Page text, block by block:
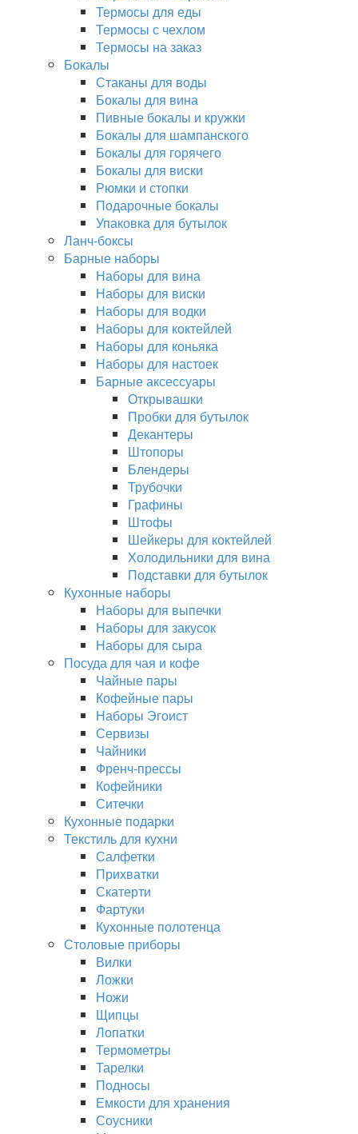
Термосы для еды
Термосы с чехлом
Термосы на заказ
Бокалы
Стаканы для воды
Бокалы для вина
Пивные бокалы и кружки
Бокалы для шампанского
Бокалы для горячего
Бокалы для виски
Рюмки и стопки
Подарочные бокалы
Упаковка для бутылок
Ланч-боксы
Барные наборы
Наборы для вина
Наборы для виски
Наборы для водки
Наборы для коктейлей
Наборы для коньяка
Наборы для настоек
Барные аксессуары
Открывашки
Пробки для бутылок
Декантеры
Штопоры
Блендеры
Трубочки
Графины
Штофы
Шейкеры для коктейлей
Холодильники для вина
Подставки для бутылок
Кухонные наборы
Наборы для выпечки
Наборы для закусок
Наборы для сыра
Посуда для чая и кофе
Чайные пары
Кофейные пары
Наборы Эгоист
Сервизы
Чайники
Френч-прессы
Кофейники
Ситечки
Кухонные подарки
Текстиль для кухни
Салфетки
Прихватки
Скатерти
Фартуки
Кухонные полотенца
Столовые приборы
Вилки
Ложки
Ножи
Щипцы
Лопатки
Термометры
Тарелки
Подносы
Емкости для хранения
Соусники